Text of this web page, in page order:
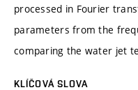
processed in Fourier
parameters from the
comparing the water jet
KLÍČOVÁ SLOVA